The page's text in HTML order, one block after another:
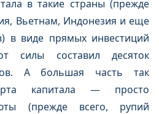
в такие страны (прежде
Вьетнам, Индонезия и еще
в виде прямых инвестиций
силы составил десяток
А большая часть так
капитала — просто
(прежде всего, рупий